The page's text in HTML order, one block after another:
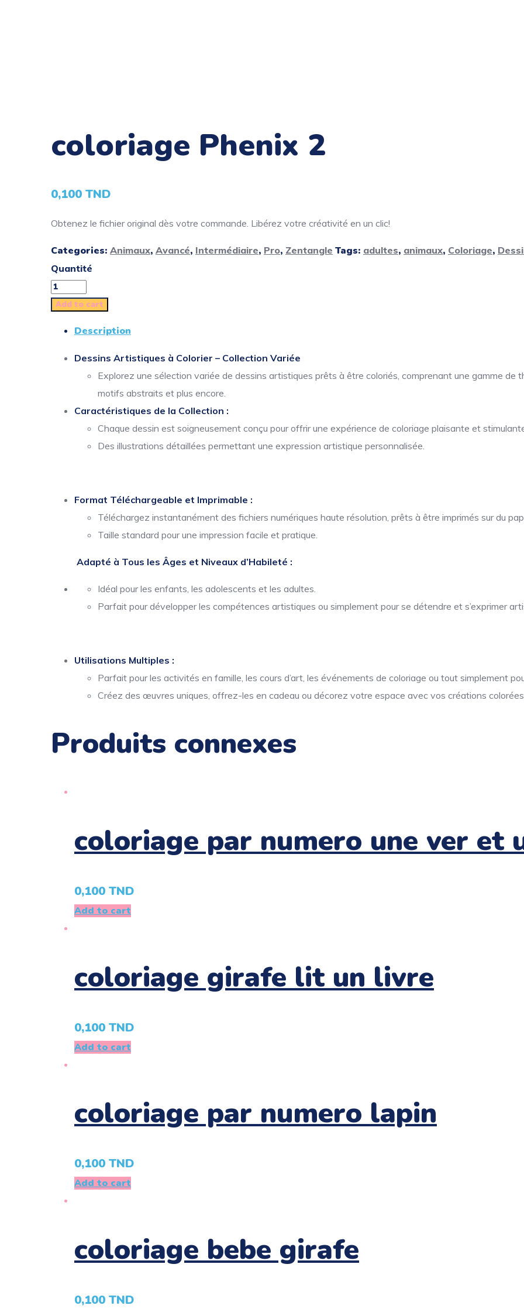
coloriage Phenix 2
0,100 TND
Obtenez le fichier original dès votre commande. Libérez votre créativité en un clic!
Categories: Animaux, Avancé, Intermédiaire, Pro, Zentangle Tags: adultes, animaux, Coloriage,
Quantité
Add to cart
Description
Dessins Artistiques à Colorier – Collection Variée
Explorez une sélection variée de dessins artistiques prêts à être coloriés, comprenant une gamme de
motifs abstraits et plus encore.
Caractéristiques de la Collection :
Chaque dessin est soigneusement conçu pour offrir une expérience de coloriage plaisante et
Des illustrations détaillées permettant une expression artistique personnalisée.
Format Téléchargeable et Imprimable :
Téléchargez instantanément des fichiers numériques haute résolution, prêts à être imprimés sur du
Taille standard pour une impression facile et pratique.
Adapté à Tous les Âges et Niveaux d’Habileté :
Idéal pour les enfants, les adolescents et les adultes.
Parfait pour développer les compétences artistiques ou simplement pour se détendre et s’exprimer
Utilisations Multiples :
Parfait pour les activités en famille, les cours d’art, les événements de coloriage ou tout simplement
Créez des œuvres uniques, offrez-les en cadeau ou décorez votre espace avec vos créations colorées.
Produits connexes
coloriage par numero une ver et
0,100 TND
Add to cart
coloriage girafe lit un livre
0,100 TND
Add to cart
coloriage par numero lapin
0,100 TND
Add to cart
coloriage bebe girafe
0,100 TND